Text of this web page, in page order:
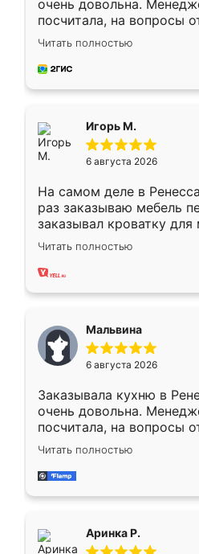
очень довольна.
посчитала, на вопросы
Замерщик приехал в
делу со всей
за день, ребята
Читать полностью
Игорь М.
6 августа 2026
На самом деле в
раз заказываю мебель
заказывал кроватку для
ребёнка при его
заказал шкаф-купе. По
хорошее сборка
меньше, здесь же он
Мне нравится ,если что-
мебели буду заказывать
Читать полностью
Мальвина
6 августа 2026
Заказывала кухню в
очень довольна.
посчитала, на вопросы
Замерщик приехал в
делу со всей
за день, ребята
Читать полностью
Аринка Р.